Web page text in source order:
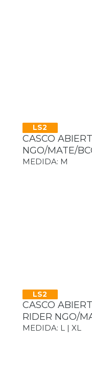
LS2
CASCO
NGO/MATE/
MEDIDA: M
LS2
CASCO
RIDER NGO/
MEDIDA: L | XL